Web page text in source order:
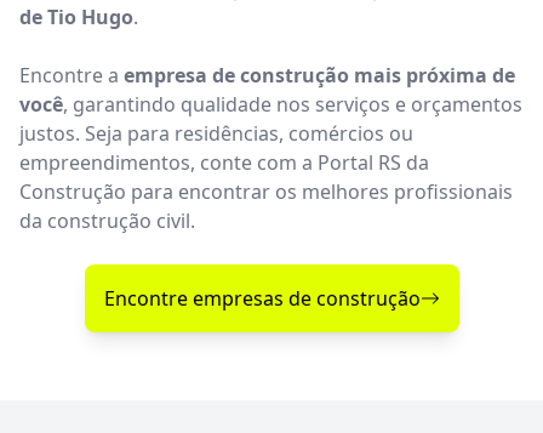
de Tio Hugo.
Encontre a empresa de construção mais próxima de
você, garantindo qualidade nos serviços e orçamentos
justos. Seja para residências, comércios ou
empreendimentos, conte com a Portal RS da
Construção para encontrar os melhores profissionais
da construção civil.
Encontre empresas de construção